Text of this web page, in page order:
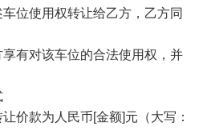
位使用权转让给乙方，乙方同
有对该车位的合法使用权，并
价款为人民币[金额]元（大写：